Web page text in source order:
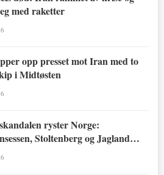
med raketter
opp presset mot Iran med to
i Midtøsten
ryster Norge:
Stoltenberg og Jagland